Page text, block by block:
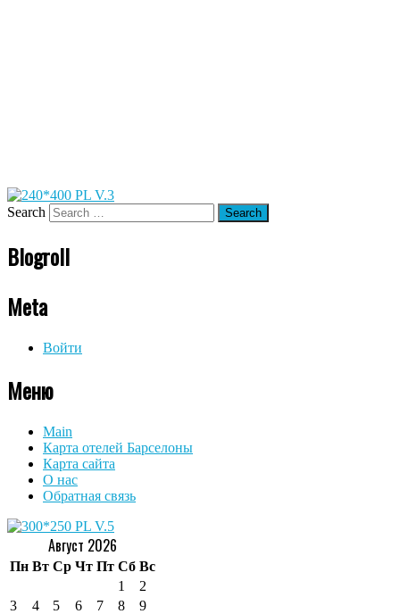
Search
Blogroll
Meta
Войти
Меню
Main
Карта отелей Барселоны
Карта сайта
О нас
Обратная связь
Август 2026
Пн Вт Ср Чт Пт Сб Вс
1
2
3
4 5 6 7 8 9